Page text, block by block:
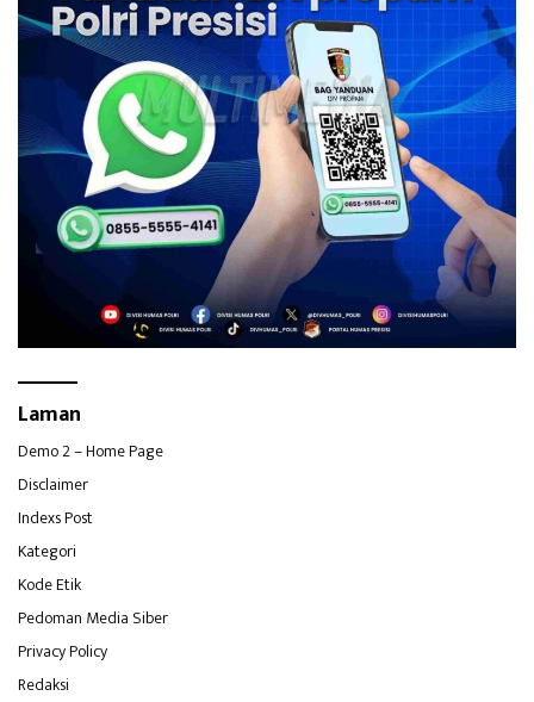
Laman
Demo 2 – Home Page
Disclaimer
Indexs Post
Kategori
Kode Etik
Pedoman Media Siber
Privacy Policy
Redaksi